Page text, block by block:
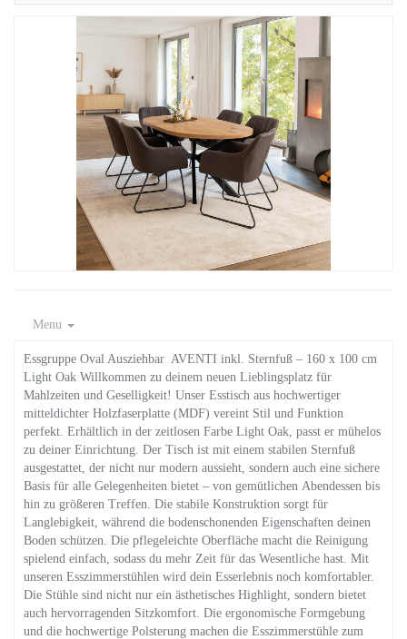
Menu
Essgruppe Oval Ausziehbar AVENTI inkl. Sternfuß – 160 x 100 cm
Light Oak Willkommen zu deinem neuen Lieblingsplatz für
Mahlzeiten und Geselligkeit! Unser Esstisch aus hochwertiger
mitteldichter Holzfaserplatte (MDF) vereint Stil und Funktion
perfekt. Erhältlich in der zeitlosen Farbe Light Oak, passt er mühelos
zu deiner Einrichtung. Der Tisch ist mit einem stabilen Sternfuß
ausgestattet, der nicht nur modern aussieht, sondern auch eine sichere
Basis für alle Gelegenheiten bietet – von gemütlichen Abendessen bis
hin zu größeren Treffen. Die stabile Konstruktion sorgt für
Langlebigkeit, während die bodenschonenden Eigenschaften deinen
Boden schützen. Die pflegeleichte Oberfläche macht die Reinigung
spielend einfach, sodass du mehr Zeit für das Wesentliche hast. Mit
unseren Esszimmerstühlen wird dein Esserlebnis noch komfortabler.
Die Stühle sind nicht nur ein ästhetisches Highlight, sondern bietet
auch hervorragenden Sitzkomfort. Die ergonomische Formgebung
und die hochwertige Polsterung machen die Esszimmerstühle zum